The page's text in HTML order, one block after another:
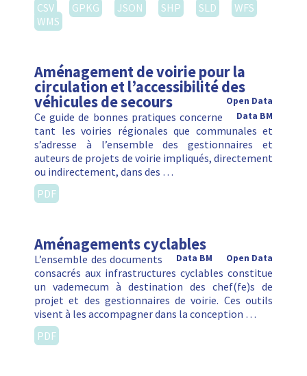
CSV
GPKG JSON SHP SLD
WFS
WMS
Aménagement de voirie pour la
circulation et l’accessibilité des
véhicules de secours
Open Data
Data BM
Ce guide de bonnes pratiques concerne
tant les voiries régionales que communales et
s’adresse à l’ensemble des gestionnaires et
auteurs de projets de voirie impliqués, directement
ou indirectement, dans des …
PDF
Aménagements cyclables
Open Data
Data BM
L’ensemble des documents
consacrés aux infrastructures cyclables constitue
un vademecum à destination des chef(fe)s de
projet et des gestionnaires de voirie. Ces outils
visent à les accompagner dans la conception …
PDF